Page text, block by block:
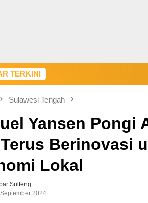
TERKINI PT
Sulawesi Tengah
Yansen Pongi
Berinovasi
Lokal
Sulteng
2024